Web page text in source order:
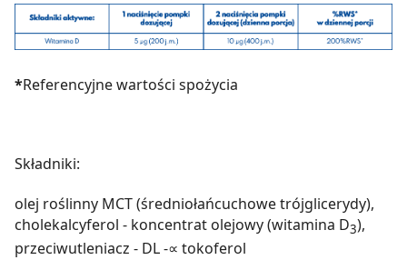
*Referencyjne wartości spożycia
Składniki:
olej roślinny MCT (średniołańcuchowe trójglicerydy),
cholekalcyferol - koncentrat olejowy (witamina D3),
przeciwutleniacz - DL -∝ tokoferol